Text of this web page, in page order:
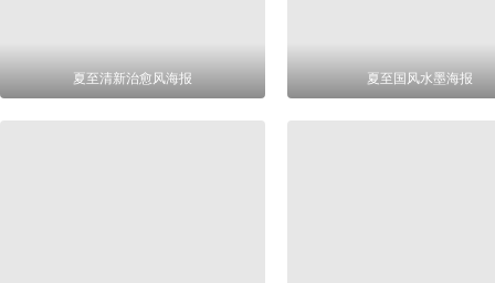
夏至清新治愈风海报 夏至国风水墨海报